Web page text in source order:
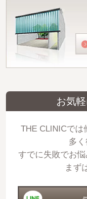
お気
THE CLINICでは
多く
すでに失敗でお
まず